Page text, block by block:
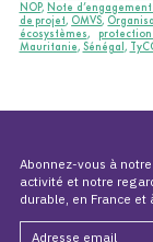
NOP, Note
de projet, OMVS,
écosystèmes,
Mauritanie, Sénégal,
Abonnez-vous à
activité et notre
durable, en France et